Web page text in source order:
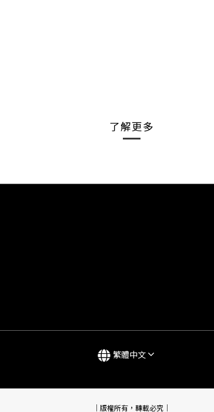
了解更多
繁體中文
｜版權所有，轉載必究｜